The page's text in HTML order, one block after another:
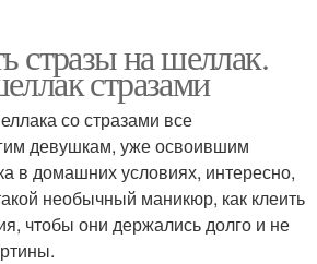
стразы на шеллак.
стразами
со стразами все
девушкам, уже освоившим
в домашних условиях, интересно,
необычный маникюр, как клеить
чтобы они держались долго и не